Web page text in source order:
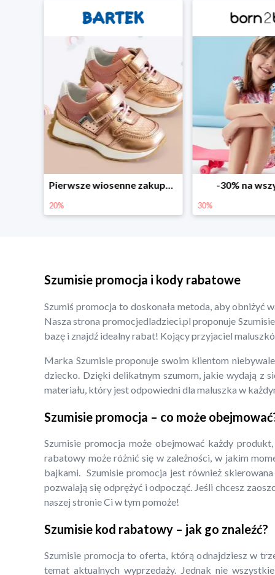
Pierwsze wiosenne zakupy -20%
20%
-30% na
30%
Szumisie promocja i kody rabatowe
Szumiś promocja to doskonała metoda, aby
Nasza strona promocjedladzieci.pl proponuje
bazę i znajdź idealny rabat! Kojący przyjaciel
Marka Szumisie proponuje swoim klientom
dziecko. Dzięki delikatnym szumom, jakie wydają z
materiału, który jest odpowiedni dla maluszka w
Szumisie promocja – co może
Szumisie promocja może obejmować każdy
rabatowy może różnić się w zależności, w jakim
bajkami. Szumisie promocja jest również
pozwalają się odprężyć i odpocząć. Jeśli chcesz
naszej stronie Ci w tym pomoże!
Szumisie kod rabatowy – jak go znaleźć?
Szumisie promocja to oferta, którą odnajdziesz w
temat aktualnych wyprzedaży. Jednak nie